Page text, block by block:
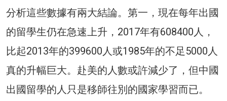
分析這些數據有兩大結論。第一，現在每年出國
的留學生仍在急速上升，2017年有608400人，
比起2013年的399600人或1985年的不足5000人
真的升幅巨大。赴美的人數或許減少了，但中國
出國留學的人只是移師往別的國家學習而已。